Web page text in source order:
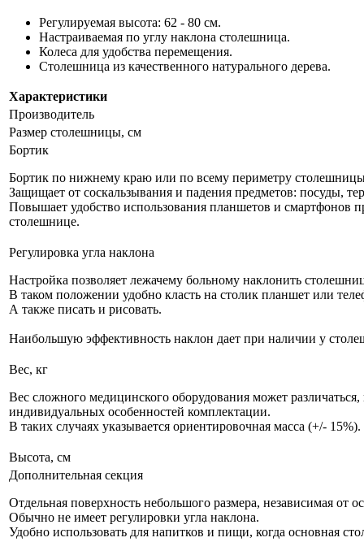
Регулируемая высота: 62 - 80 см.
Настраиваемая по углу наклона столешница.
Колеса для удобства перемещения.
Столешница из качественного натурального дерева.
Характеристики
Производитель
Размер столешницы, см
Бортик
Бортик по нижнему краю или по всему периметру
Защищает от соскальзывания и падения предметов: посуды,
Повышает удобство использования планшетов и смартфонов
столешнице.
Регулировка угла наклона
Настройка позволяет лежачему больному наклонить
В таком положении удобно класть на столик планшет или
А также писать и рисовать.
Наибольшую эффективность наклон дает при наличии у
Вес, кг
Вес сложного медицинского оборудования может
индивидуальных особенностей комплектации.
В таких случаях указывается ориентировочная масса (+/- 15%).
Высота, см
Дополнительная секция
Отдельная поверхность небольшого размера, независимая от
Обычно не имеет регулировки угла наклона.
Удобно использовать для напитков и пищи, когда основная